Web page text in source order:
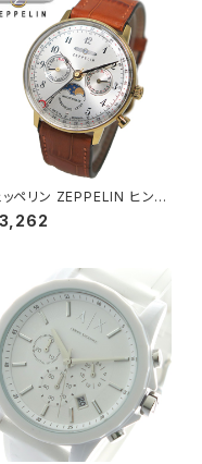
ッペリン ZEPPELIN ヒンデ
ルク クオーツ ユニセックス
計 7039-1 シルバー